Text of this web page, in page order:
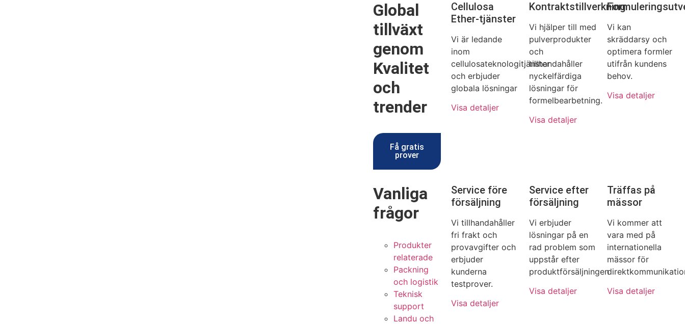
Global
tillväxt
genom
Kvalitet
och
trender
Få gratis
prover
Cellulosa
Ether-tjänster
Vi är ledande
inom
cellulosateknologitjänster
och erbjuder
globala lösningar
Visa detaljer
Kontraktstillverkning
Vi hjälper till med
pulverprodukter
och
tillhandahåller
nyckelfärdiga
lösningar för
formelbearbetning.
Visa detaljer
Vi kan
skräddarsy och
optimera formler
utifrån kundens
behov.
Visa detaljer
Vanliga
frågor
Produkter
relaterade
Packning
och logistik
Teknisk
support
Landu och
Service före
försäljning
Vi tillhandahåller
fri frakt och
provavgifter och
erbjuder
kunderna
testprover.
Visa detaljer
Service efter
försäljning
Vi erbjuder
lösningar på en
rad problem som
uppstår efter
produktförsäljningen
Visa detaljer
Träffas på
mässor
Vi kommer att
vara med på
internationella
mässor för
Visa detaljer